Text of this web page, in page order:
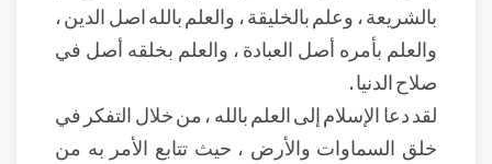
بالشريعة ، وعلم بالخليقة ، والعلم بالله اصل الدين ،
والعلم بأمره أصل العبادة ، والعلم بخلقه أصل في
صلاح الدنيا .
لقد دعا الإسلام إلى العلم بالله ، من خلال التفكر في
خلق السماوات والأرض ، حيث تتابع الأمر به من